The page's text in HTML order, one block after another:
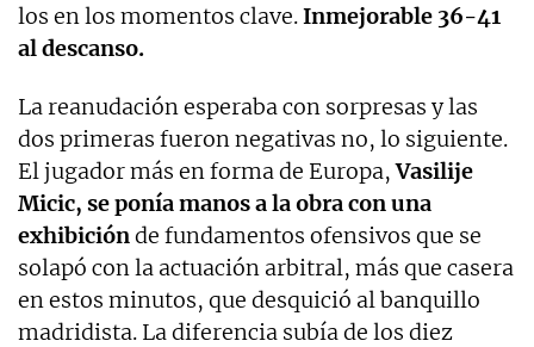
los en los momentos clave.Inmejorable 36-41
al descanso.
La reanudación esperaba con sorpresas y las
dos primeras fueron negativas no, lo siguiente.
El jugador más en forma de Europa,Vasilije
Micic, se ponía manos a la obra con una
exhibiciónde fundamentos ofensivos que se
solapó con la actuación arbitral, más que casera
en estos minutos, que desquició al banquillo
madridista. La diferencia subía de los diez